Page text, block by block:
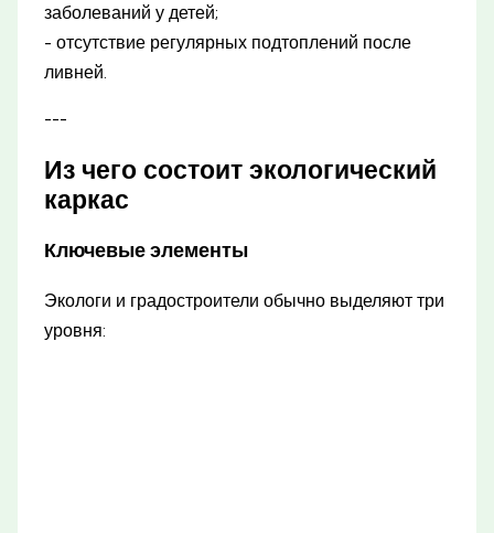
заболеваний у детей;
- отсутствие регулярных подтоплений после
ливней.
---
Из чего состоит экологический
каркас
Ключевые элементы
Экологи и градостроители обычно выделяют три
уровня: